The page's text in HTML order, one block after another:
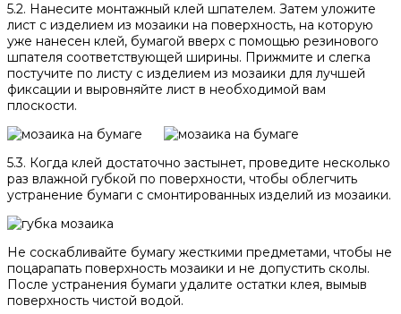
5.2. Нанесите монтажный клей шпателем. Затем уложите
лист с изделием из мозаики на поверхность, на которую
уже нанесен клей, бумагой вверх с помощью резинового
шпателя соответствующей ширины. Прижмите и слегка
постучите по листу с изделием из мозаики для лучшей
фиксации и выровняйте лист в необходимой вам
плоскости.
5.3. Когда клей достаточно застынет, проведите несколько
раз влажной губкой по поверхности, чтобы облегчить
устранение бумаги с смонтированных изделий из мозаики.
Не соскабливайте бумагу жесткими предметами, чтобы не
поцарапать поверхность мозаики и не допустить сколы.
После устранения бумаги удалите остатки клея, вымыв
поверхность чистой водой.